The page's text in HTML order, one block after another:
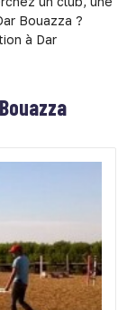
Bouazza ?
à Dar